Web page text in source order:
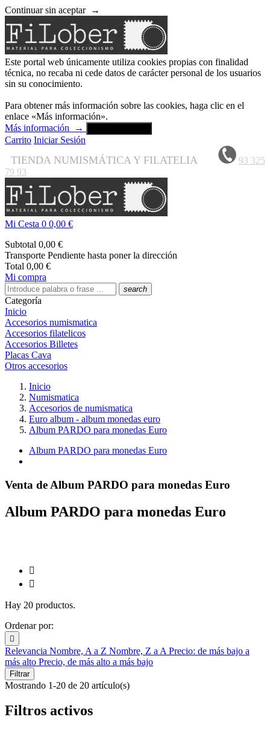
Continuar sin aceptar →
Este portal web únicamente utiliza cookies propias con finalidad
técnica, no recaba ni cede datos de carácter personal de los usuarios
sin su conocimiento.
Para obtener más información sobre las cookies, haga clic en el
enlace «Más información».
Más información
→
Carrito Iniciar Sesión
TIENDA NUMISMÁTICA Y FILATELIA
93 325
79 93
Mi Cesta 0 0,00 €
Subtotal 0,00 €
Transporte Pendiente hasta poner la dirección
Total 0,00 €
Mi compra
search
Categoría
Inicio
Accesorios numismatica
Accesorios filatelicos
Accesorios Billetes
Placas Cava
Otros accesorios
Inicio
Numismatica
Accesorios de numismatica
Euro album - album monedas euro
Album PARDO para monedas Euro
Album PARDO para monedas Euro
Venta de Album PARDO para monedas Euro
Album PARDO para monedas Euro


Hay 20 productos.
Ordenar por:

Relevancia Nombre, A a Z Nombre, Z a A Precio: de más bajo a
más alto Precio, de más alto a más bajo
Filtrar
Mostrando 1-20 de 20 artículo(s)
Filtros activos